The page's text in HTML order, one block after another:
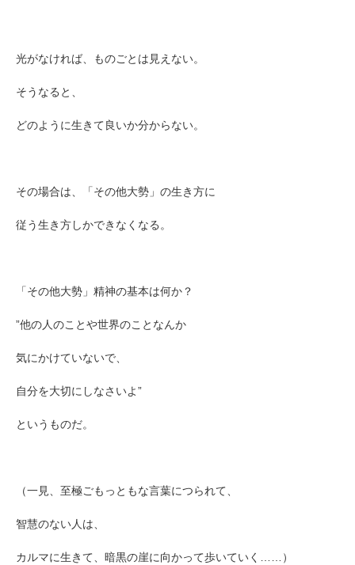
光がなければ、ものごとは見えない。
そうなると、
どのように生きて良いか分からない。
その場合は、「その他大勢」の生き方に
従う生き方しかできなくなる。
「その他大勢」精神の基本は何か？
”他の人のことや世界のことなんか
気にかけていないで、
自分を大切にしなさいよ”
というものだ。
（一見、至極ごもっともな言葉につられて、
智慧のない人は、
カルマに生きて、暗黒の崖に向かって歩いていく……）